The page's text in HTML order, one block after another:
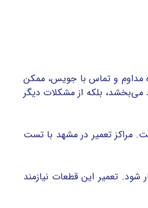
مداوم و تماس با جویس، ممکن
بلکه از مشکلات دیگر
مراکز تعمیر در مشهد با تست
تعمیر این قطعات نیازمند